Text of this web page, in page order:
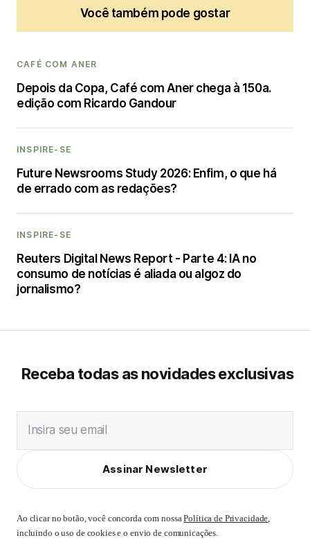
Você também pode gostar
CAFÉ COM ANER
Depois da Copa, Café com Aner chega à 150a.
edição com Ricardo Gandour
INSPIRE-SE
Future Newsrooms Study 2026: Enfim, o que há
de errado com as redações?
INSPIRE-SE
Reuters Digital News Report - Parte 4: IA no
consumo de notícias é aliada ou algoz do
jornalismo?
Receba todas as novidades exclusivas
Insira seu email
Assinar Newsletter
Ao clicar no botão, você concorda com nossaPolítica de Privacidade,
incluindo o uso de cookies e o envio de comunicações.